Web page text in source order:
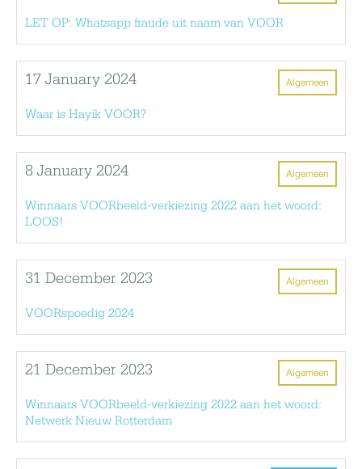
LET OP: Whatsapp fraude uit naam van VOOR
Algemeen
17 January 2024
Waar is Hayik VOOR?
Algemeen
8 January 2024
Winnaars VOORbeeld-verkiezing 2022 aan het woord:
LOOS!
Algemeen
31 December 2023
VOORspoedig 2024
Algemeen
21 December 2023
Winnaars VOORbeeld-verkiezing 2022 aan het woord:
Netwerk Nieuw Rotterdam